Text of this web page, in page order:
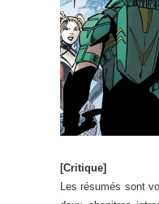
[Critique]
Les résumés sont